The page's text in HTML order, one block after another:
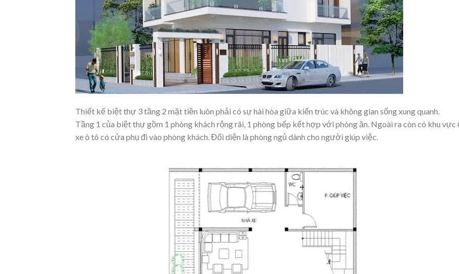
Thiết kế biệt thự 3 tầng 2 mặt tiền luôn phải có sự hài hòa giữa kiến trúc và không gian sống xung quanh.
Tầng 1 của biệt thự gồm 1 phòng khách rộng rãi, 1 phòng bếp kết hợp với phòng ăn. Ngoài ra còn có khu vực
xe ô tô có cửa phụ đi vào phòng khách. Đối diện là phòng ngủ dành cho người giúp việc.